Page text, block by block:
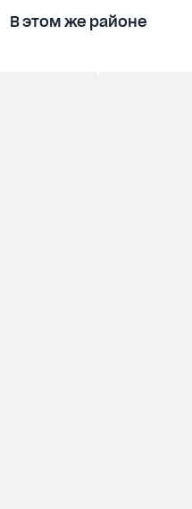
в перспективном
Илона
В этом же районе